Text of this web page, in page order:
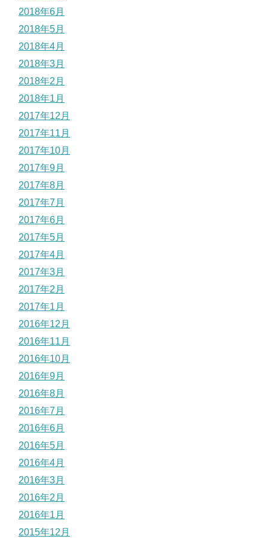
2018年6月
2018年5月
2018年4月
2018年3月
2018年2月
2018年1月
2017年12月
2017年11月
2017年10月
2017年9月
2017年8月
2017年7月
2017年6月
2017年5月
2017年4月
2017年3月
2017年2月
2017年1月
2016年12月
2016年11月
2016年10月
2016年9月
2016年8月
2016年7月
2016年6月
2016年5月
2016年4月
2016年3月
2016年2月
2016年1月
2015年12月